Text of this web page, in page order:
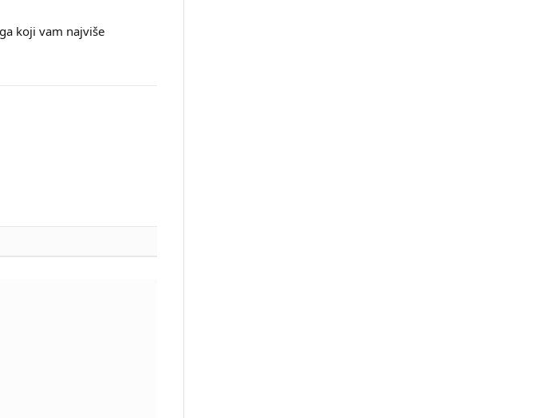
koji vam najviše